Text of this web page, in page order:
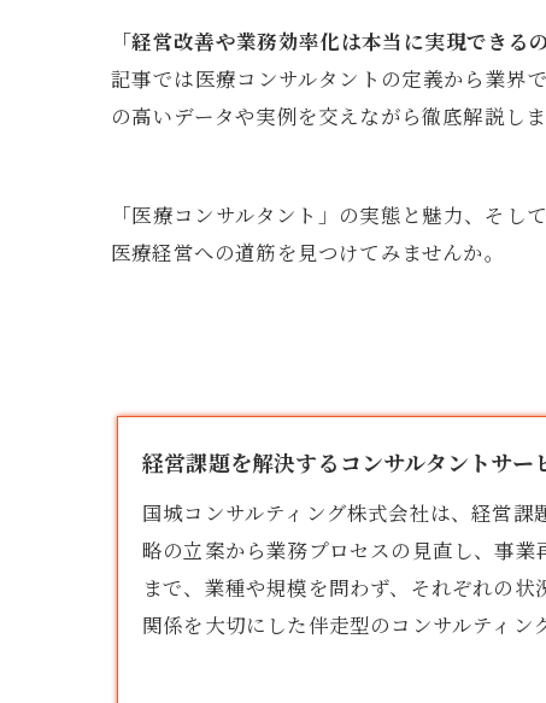
「経営改善や業務効率化は本当に実現できる
記事では医療コンサルタントの定義から業界
の高いデータや実例を交えながら徹底解説しま
「医療コンサルタント」の実態と魅力、そ
医療経営への道筋を見つけてみませんか。
経営課題を解決するコンサルタントサ
国城コンサルティング株式会社は、経営
略の立案から業務プロセスの見直し、事
まで、業種や規模を問わず、それぞれの
関係を大切にした伴走型のコンサルティン